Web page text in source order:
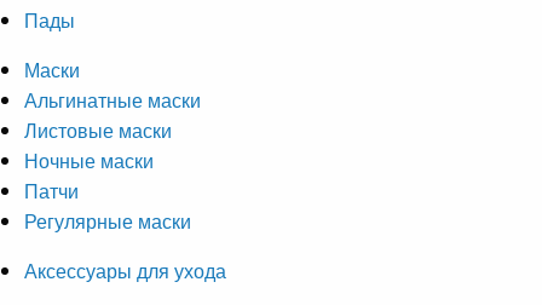
Пады
Маски
Альгинатные маски
Листовые маски
Ночные маски
Патчи
Регулярные маски
Аксессуары для ухода